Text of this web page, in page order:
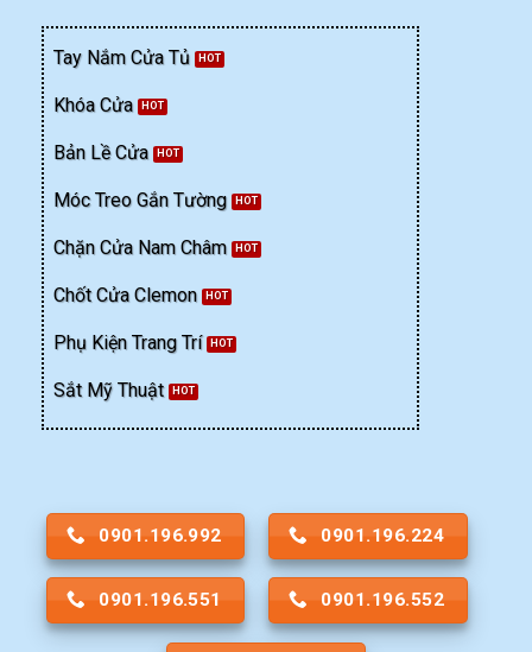
Tay Nắm Cửa Tủ
Khóa Cửa
Bản Lề Cửa
Móc Treo Gắn Tường
Chặn Cửa Nam Châm
Chốt Cửa Clemon
Phụ Kiện Trang Trí
Sắt Mỹ Thuật
0901.196.992 0901.196.224
0901.196.551 0901.196.552